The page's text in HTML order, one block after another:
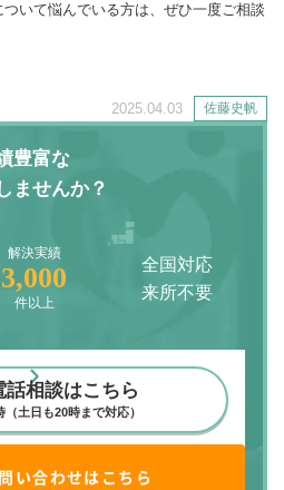
いて悩んでいる方は、ぜひ一度ご相談
2025.04.03 佐藤史帆
豊富な
ませんか？
解決実績
3,000
件以上
全国対応
来所不要
話相談はこちら
土日も20時まで対応）
い合わせはこちら